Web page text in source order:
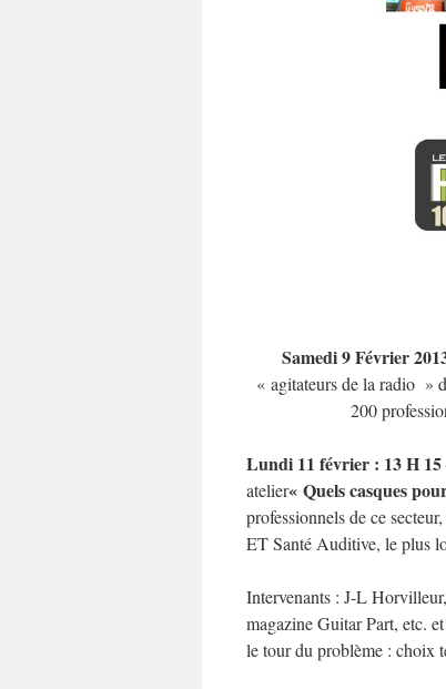
Samedi 9 Février
« agitateurs de la radio »
200
Lundi 11 février : 13 H 15
atelier« Quels casques
professionnels de ce
ET Santé Auditive, le plus
Intervenants : J-L
magazine Guitar Part, etc.
le tour du problème : choix